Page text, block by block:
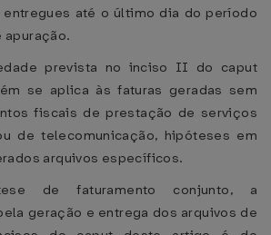
até o último dia do período
apuração.
prevista no inciso II do caput
se aplica às faturas geradas sem
fiscais de prestação de serviços
de telecomunicação, hipóteses em
arquivos específicos.
de faturamento conjunto, a
geração e entrega dos arquivos de